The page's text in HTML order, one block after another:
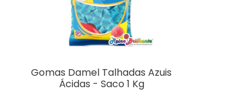
Gomas Damel Talhadas Azuis
Ácidas - Saco 1 Kg